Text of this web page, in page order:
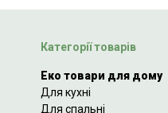
Категорії товарів
Еко товари для дому
Для кухні
Для спальні